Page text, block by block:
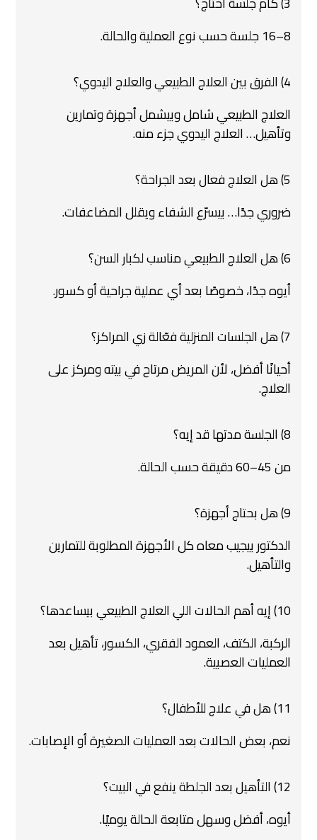
8–16 جلسة حسب نوع العملية والحالة.
4) الفرق بين العلاج الطبيعي والعلاج اليدوي؟
العلاج الطبيعي شامل وبيشمل أجهزة وتمارين
وتأهيل… العلاج اليدوي جزء منه.
5) هل العلاج فعال بعد الجراحة؟
ضروري جدًا… بيسرّع الشفاء ويقلل المضاعفات.
6) هل العلاج الطبيعي مناسب لكبار السن؟
أيوه جدًا، خصوصًا بعد أي عملية جراحية أو كسور.
7) هل الجلسات المنزلية فعّالة زي المراكز؟
أحيانًا أفضل، لأن المريض مرتاح في بيته ومركز على
العلاج.
8) الجلسة مدتها قد إيه؟
من 45–60 دقيقة حسب الحالة.
9) هل بحتاج أجهزة؟
الدكتور بيجيب معاه كل الأجهزة المطلوبة للتمارين
والتأهيل.
10) إيه أهم الحالات اللي العلاج الطبيعي بيساعدها؟
الركبة، الكتف، العمود الفقري، الكسور، تأهيل بعد
العمليات العصبية.
11) هل في علاج للأطفال؟
نعم، بعض الحالات بعد العمليات الصغيرة أو الإصابات.
12) التأهيل بعد الجلطة ينفع في البيت؟
أيوه، أفضل وسهل متابعة الحالة يوميًا.